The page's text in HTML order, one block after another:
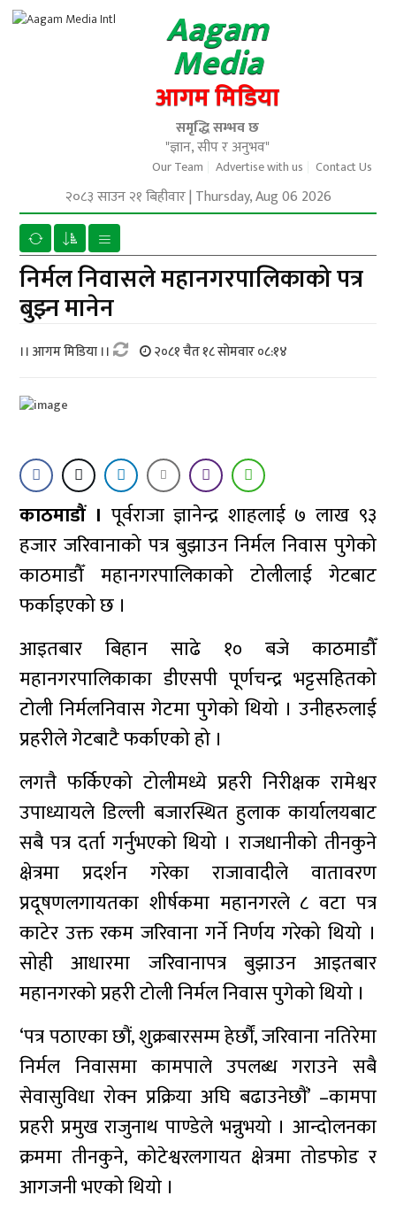
Aagam
Media
आगम मिडिया
समृद्धि सम्भव छ
"ज्ञान, सीप र अनुभव"
Our Team Advertise with us Contact Us
२०८३ साउन २१ बिहीवार| Thursday, Aug 06 2026
निर्मल निवासले महानगरपालिकाको पत्र
बुझ्न मानेन
।। आगम मिडिया ।। २०८१ चैत १८ सोमवार ०८:१४
काठमाडौं । पूर्वराजा ज्ञानेन्द्र शाहलाई ७ लाख ९३
हजार जरिवानाको पत्र बुझाउन निर्मल निवास पुगेको
काठमाडौँ महानगरपालिकाको टोलीलाई गेटबाट
फर्काइएको छ ।
आइतबार बिहान साढे १० बजे काठमाडौँ
महानगरपालिकाका डीएसपी पूर्णचन्द्र भट्टसहितको
टोली निर्मलनिवास गेटमा पुगेको थियो । उनीहरुलाई
प्रहरीले गेटबाटै फर्काएको हो ।
लगत्तै फर्किएको टोलीमध्ये प्रहरी निरीक्षक रामेश्वर
उपाध्यायले डिल्ली बजारस्थित हुलाक कार्यालयबाट
सबै पत्र दर्ता गर्नुभएको थियो । राजधानीको तीनकुने
क्षेत्रमा प्रदर्शन गरेका राजावादीले वातावरण
प्रदूषणलगायतका शीर्षकमा महानगरले ८ वटा पत्र
काटेर उक्त रकम जरिवाना गर्ने निर्णय गरेको थियो ।
सोही आधारमा जरिवानापत्र बुझाउन आइतबार
महानगरको प्रहरी टोली निर्मल निवास पुगेको थियो ।
‘पत्र पठाएका छौं, शुक्रबारसम्म हेर्छौं, जरिवाना नतिरेमा
निर्मल निवासमा कामपाले उपलब्ध गराउने सबै
सेवासुविधा रोक्न प्रक्रिया अघि बढाउनेछौं’ –कामपा
प्रहरी प्रमुख राजुनाथ पाण्डेले भन्नुभयो । आन्दोलनका
क्रममा तीनकुने, कोटेश्वरलगायत क्षेत्रमा तोडफोड र
आगजनी भएको थियो ।